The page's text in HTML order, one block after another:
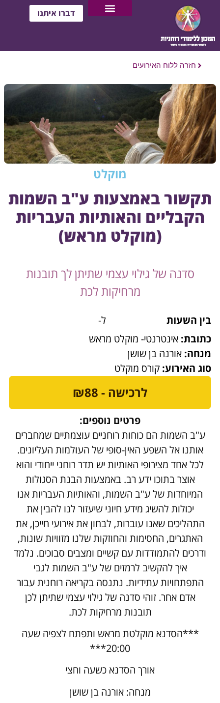
דברו איתנו
חזרה ללוח האירועים
מוקלט
תקשור באמצעות ע"ב השמות
הקבליים והאותיות העבריות
(מוקלט מראש)
סדנה של גילוי עצמי שתיתן לך תובנות
מרחיקות לכת
פרטים נוספים:
ע"ב השמות הם כוחות רוחניים עוצמתיים שמחברים
אותנו אל השפע האין-סופי של העולמות העליונים.
לכל אחד מצירופי האותיות יש תדר רוחני ייחודי והוא
אוצר בתוכו ידע רב. באמצעות הבנת הסגולות
המיוחדות של ע"ב השמות, והאותיות העבריות אנו
יכולות להשיג מידע חיוני שיעזור לנו להבין את
התהליכים שאנו עוברות, לבחון את אירועי חייכן, את
האתגרים, החסימות והחוזקות שלנו מזוויות שונות,
ודרכים להתמודדות עם קשיים ומצבים סבוכים. נלמד
איך להקשיב לרמזים של ע"ב השמות לגבי
התפתחויות עתידיות. נתנסה בקריאה רוחנית עבור
אדם אחר. זוהי סדנה של גילוי עצמי שתיתן לכן
תובנות מרחיקות לכת.
***הסדנא מוקלטת מראש ותפתח לצפיה שעה
20:00***
אורך הסדנא כשעה וחצי
מנחה: אורנה בן שושן
בין השעות
ל-
כתובת: אינטרנטי- מוקלט מראש
מנחה: אורנה בן שושן
סוג האירוע: קורס מוקלט
לרכישה - ₪88